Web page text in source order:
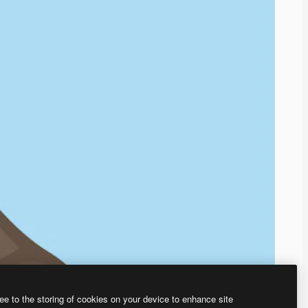
to the storing of cookies on your device to enhance site